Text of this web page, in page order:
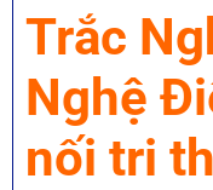
Trắc
Nghệ
nối tri